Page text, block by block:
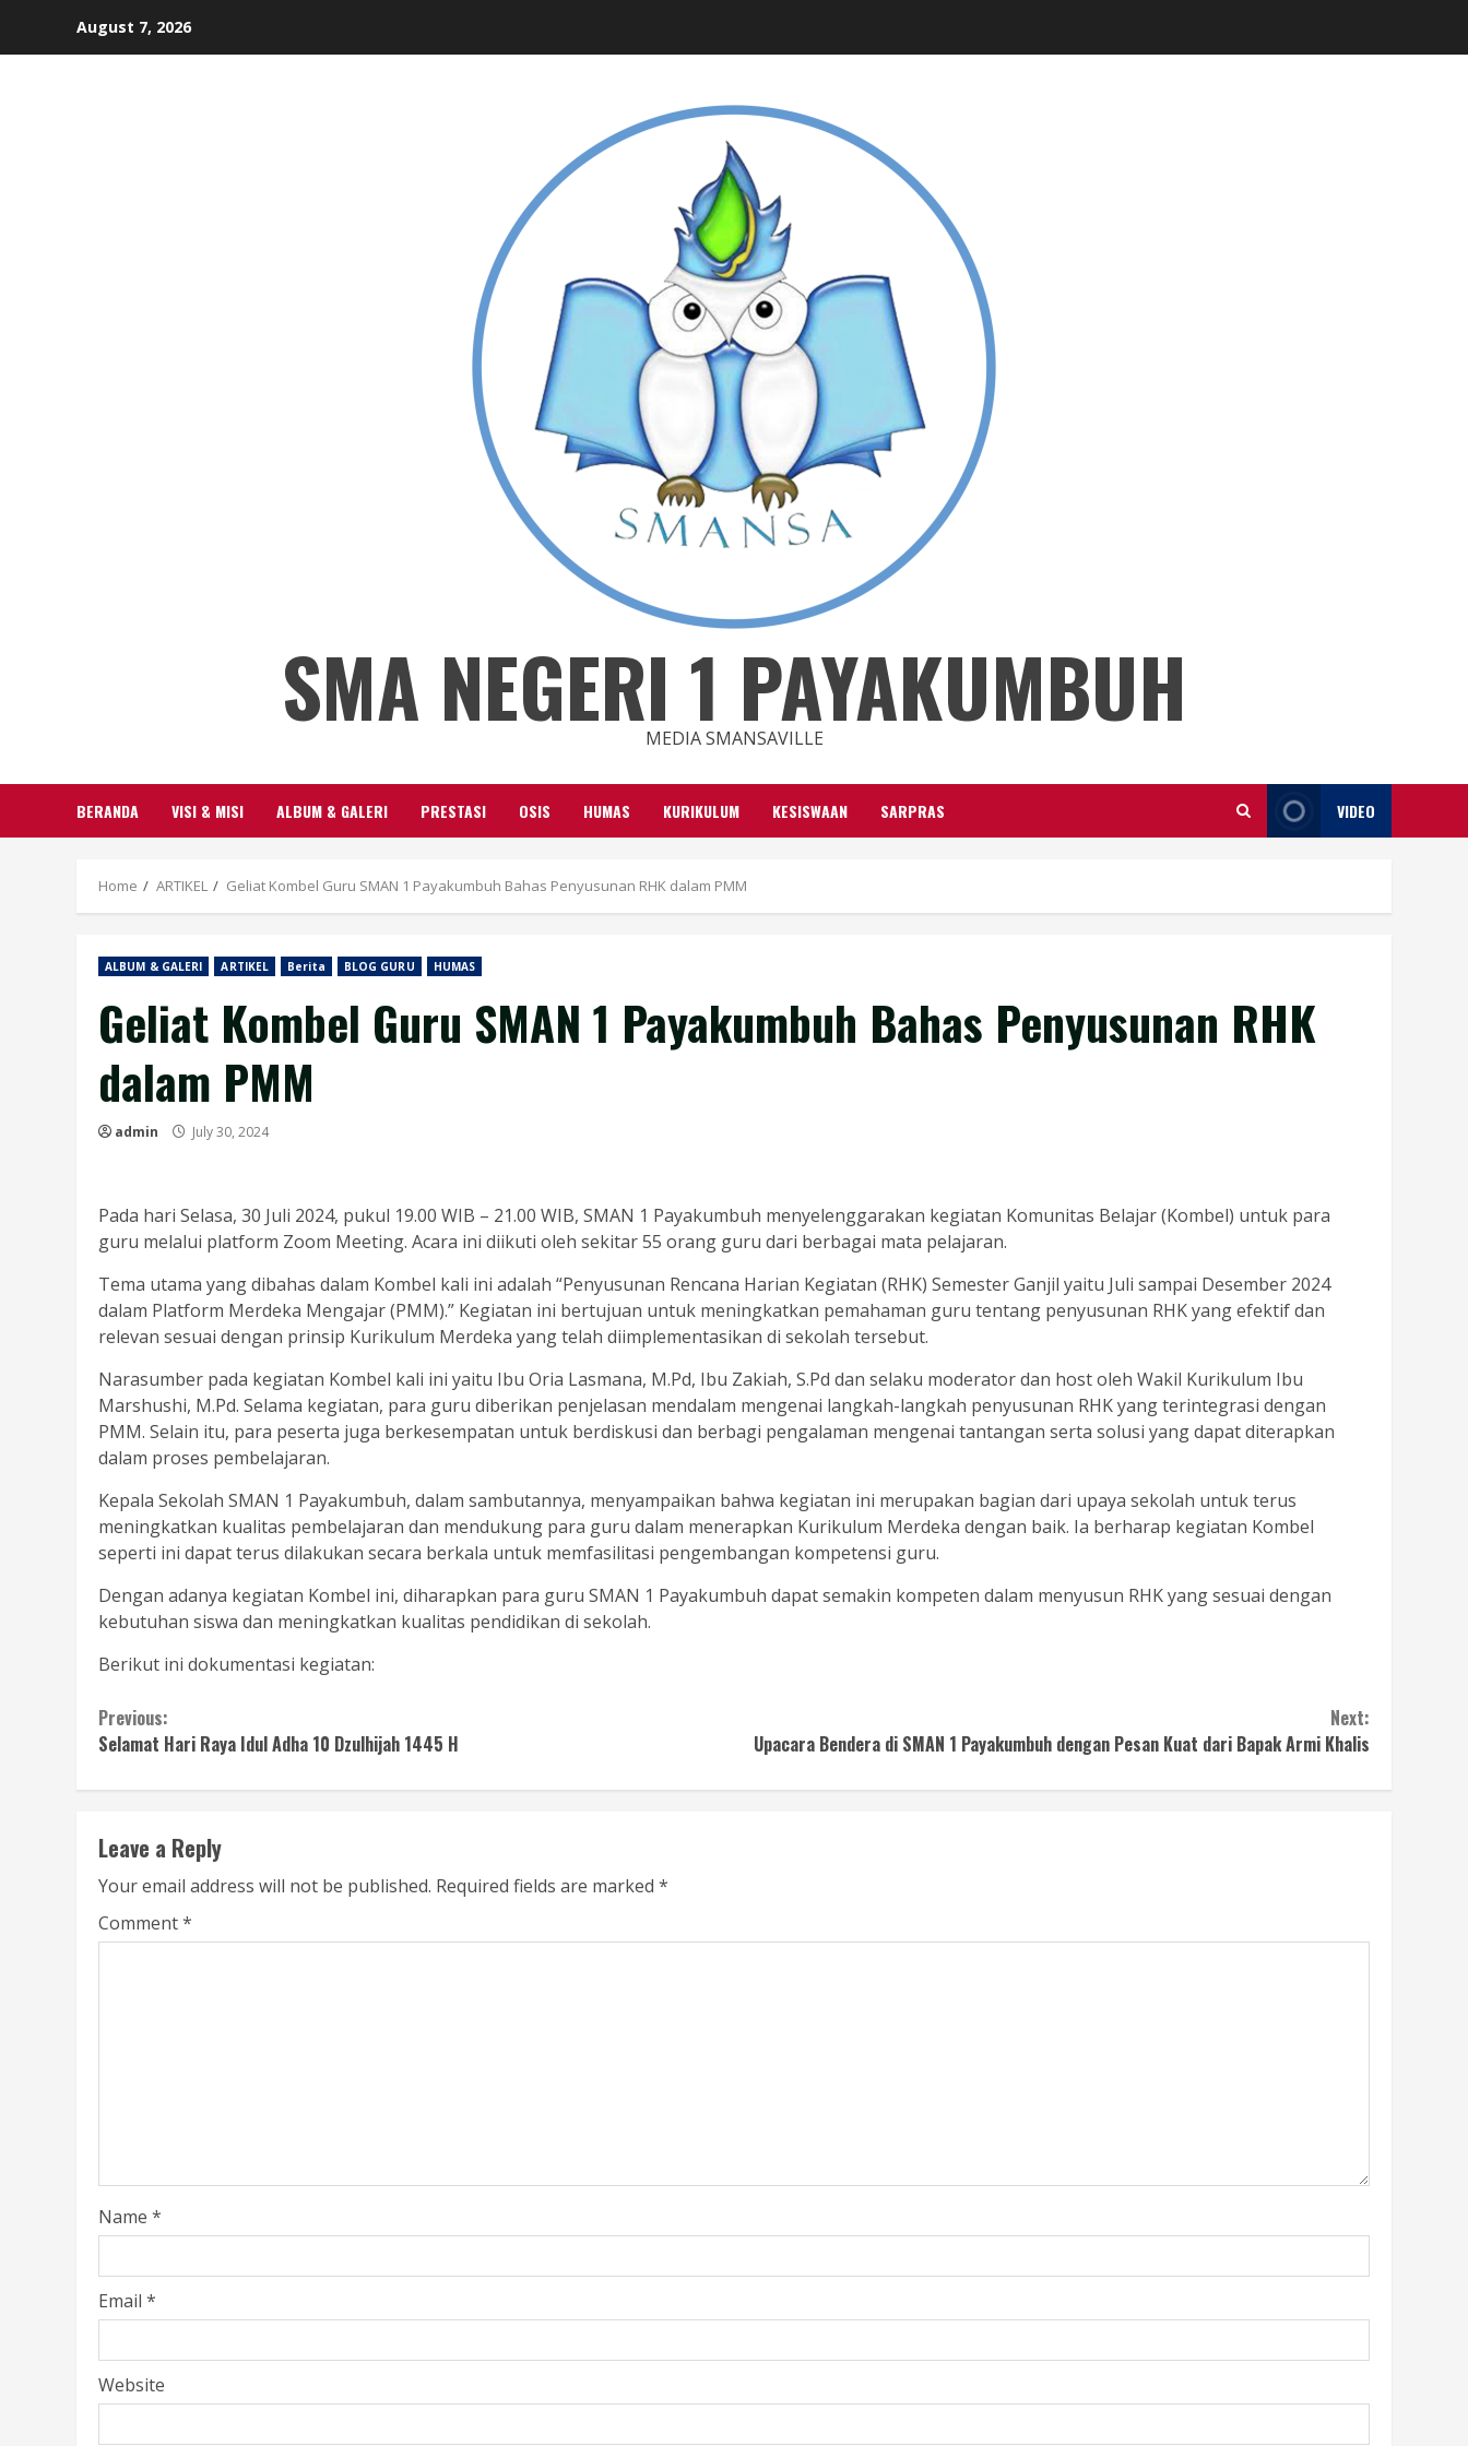
August 7, 2026
SMA NEGERI 1 PAYAKUMBUH
MEDIA SMANSAVILLE
BERANDA VISI & MISI ALBUM & GALERI PRESTASI OSIS HUMAS KURIKULUM KESISWAAN SARPRAS VIDEO
Home ARTIKEL Geliat Kombel Guru SMAN 1 Payakumbuh Bahas Penyusunan RHK dalam PMM
ALBUM & GALERI ARTIKEL Berita BLOG GURU HUMAS
Geliat Kombel Guru SMAN 1 Payakumbuh Bahas Penyusunan RHK
dalam PMM
admin July 30, 2024
Pada hari Selasa, 30 Juli 2024, pukul 19.00 WIB – 21.00 WIB, SMAN 1 Payakumbuh menyelenggarakan kegiatan Komunitas Belajar (Kombel) untuk para
guru melalui platform Zoom Meeting. Acara ini diikuti oleh sekitar 55 orang guru dari berbagai mata pelajaran.
Tema utama yang dibahas dalam Kombel kali ini adalah “Penyusunan Rencana Harian Kegiatan (RHK) Semester Ganjil yaitu Juli sampai Desember 2024
dalam Platform Merdeka Mengajar (PMM).” Kegiatan ini bertujuan untuk meningkatkan pemahaman guru tentang penyusunan RHK yang efektif dan
relevan sesuai dengan prinsip Kurikulum Merdeka yang telah diimplementasikan di sekolah tersebut.
Narasumber pada kegiatan Kombel kali ini yaitu Ibu Oria Lasmana, M.Pd, Ibu Zakiah, S.Pd dan selaku moderator dan host oleh Wakil Kurikulum Ibu
Marshushi, M.Pd. Selama kegiatan, para guru diberikan penjelasan mendalam mengenai langkah-langkah penyusunan RHK yang terintegrasi dengan
PMM. Selain itu, para peserta juga berkesempatan untuk berdiskusi dan berbagi pengalaman mengenai tantangan serta solusi yang dapat diterapkan
dalam proses pembelajaran.
Kepala Sekolah SMAN 1 Payakumbuh, dalam sambutannya, menyampaikan bahwa kegiatan ini merupakan bagian dari upaya sekolah untuk terus
meningkatkan kualitas pembelajaran dan mendukung para guru dalam menerapkan Kurikulum Merdeka dengan baik. Ia berharap kegiatan Kombel
seperti ini dapat terus dilakukan secara berkala untuk memfasilitasi pengembangan kompetensi guru.
Dengan adanya kegiatan Kombel ini, diharapkan para guru SMAN 1 Payakumbuh dapat semakin kompeten dalam menyusun RHK yang sesuai dengan
kebutuhan siswa dan meningkatkan kualitas pendidikan di sekolah.
Berikut ini dokumentasi kegiatan:
Continue
Reading
Previous:
Selamat Hari Raya Idul Adha 10 Dzulhijah 1445 H
Next:
Upacara Bendera di SMAN 1 Payakumbuh dengan Pesan Kuat dari Bapak Armi Khalis
Leave a Reply
Your email address will not be published. Required fields are marked *
Comment*
Name *
Email *
Website